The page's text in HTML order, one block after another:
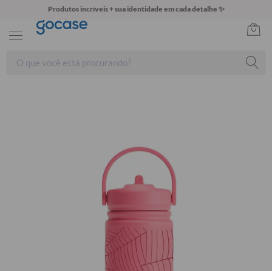
Produtos incríveis + sua identidade em cada detalhe ✨